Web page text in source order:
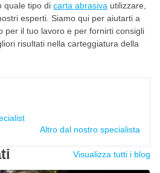
quale tipo di carta abrasiva utilizzare,
esperti. Siamo qui per aiutarti a
per il tuo lavoro e per fornirti consigli
risultati nella carteggiatura della
Altro dal nostro specialista
Visualizza tutti i blog